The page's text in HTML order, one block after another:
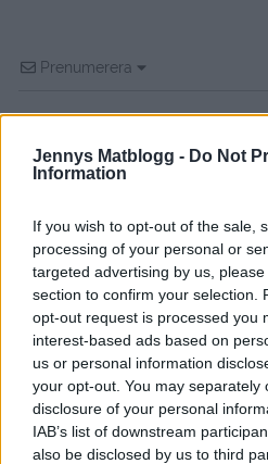
Jennys Matblogg - Do Not
Information
If you wish to opt-out of the sale,
processing of your personal or
targeted advertising by us,
section to confirm your selection.
opt-out request is processed you
interest-based ads based on
us or personal information
your opt-out. You may separately
disclosure of your personal
IAB’s list of downstream
also be disclosed by us to third
Prenumerera
6COMMENTS
äldsta
Anna
14 år sedan